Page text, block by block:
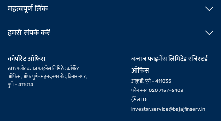
महत्वपूर्ण लिंक
हमसे संपर्क करें
कॉर्पोरेट ऑफिस
6th फ्लोर बजाज फाइनेंस लिमिटेड कॉर्पोरेट
ऑफिस, ऑफ पुणे-अहमदनगर रोड, विमान नगर,
पुणे - 411014
बजाज फाइनेंस लिमिटेड रज़िस्टर्ड
ऑफिस
आकुर्डी, पुणे - 411035
फोन नंबर: 020 7157-6403
ईमेल ID:
investor.service@bajajfinserv.in